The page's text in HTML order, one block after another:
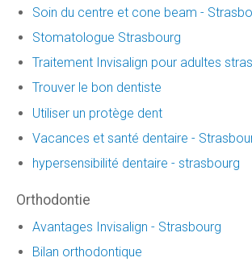
Soin du centre et cone beam -
Stomatologue Strasbourg
Traitement Invisalign pour adultes
Trouver le bon dentiste
Utiliser un protège dent
Vacances et santé dentaire -
hypersensibilité dentaire - strasbourg
Orthodontie
Avantages Invisalign - Strasbourg
Bilan orthodontique